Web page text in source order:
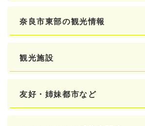
奈良市東部の観光情報
観光施設
友好・姉妹都市など